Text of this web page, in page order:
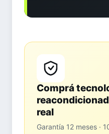
Comprá
real
Garantía 12 meses ·